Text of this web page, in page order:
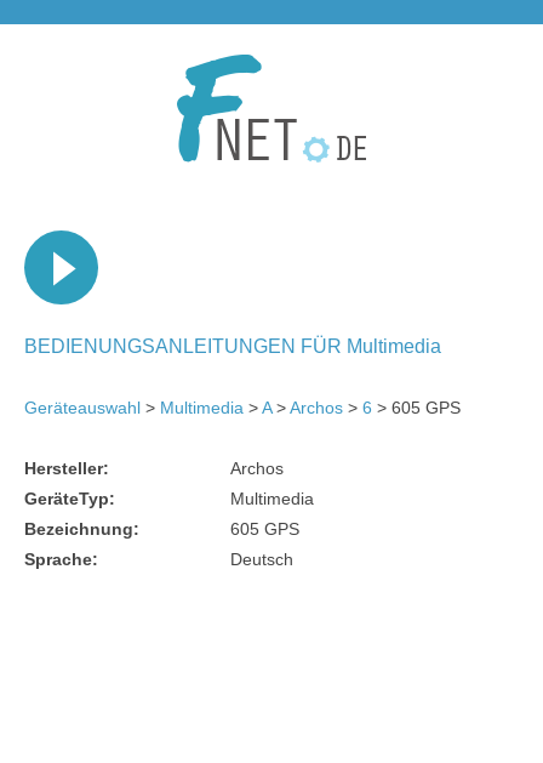
BEDIENUNGSANLEITUNGEN FÜR Multimedia
Geräteauswahl > Multimedia >A>Archos > 6 > 605 GPS
Hersteller:
Archos
GeräteTyp:
Multimedia
Bezeichnung:
605 GPS
Sprache:
Deutsch